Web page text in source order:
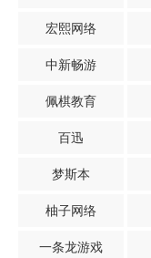
宏熙网络
中新畅游
佩棋教育
百迅
梦斯本
柚子网络
一条龙游戏